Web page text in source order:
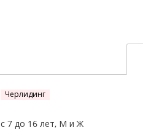
Черлидинг
с 7 до 16 лет, М и Ж